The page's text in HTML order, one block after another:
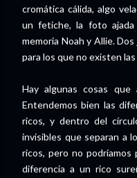
cromática cálida, algo
un fetiche, la foto
memoria Noah y Allie.
para los que no existen
Hay algunas cosas
Entendemos bien las
ricos, y dentro del
invisibles que separan a
ricos, pero no podríamos
diferencia a un rico